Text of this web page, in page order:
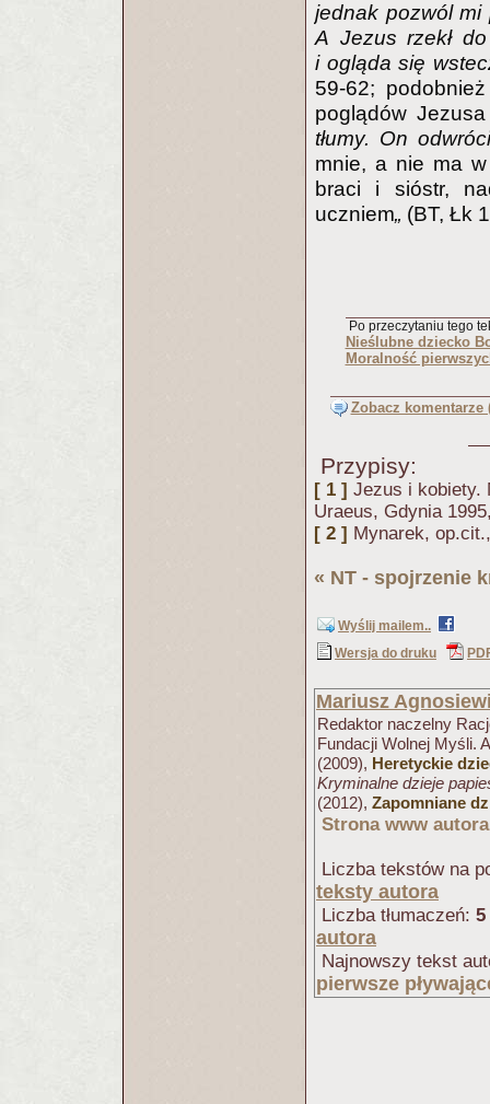
jednak pozwól
A Jezus rzekł
i ogląda się
59-62;
poglądów
tłumy. On
mnie, a nie ma
braci i sióstr,
uczniem„ (BT, Łk
Po przeczytaniu tego
Nieślubne dziecko
Moralność
Zobacz komentarze
Przypisy:
[ 1 ] Jezus i kobiety.
Uraeus, Gdynia
[ 2 ] Mynarek,
« NT - spojrzenie
Wyślij mailem..
Wersja do druku
Mariusz
Redaktor naczelny
Fundacji Wolnej Myśli.
(2009), Heretyckie
Kryminalne dzieje
(2012), Zapomniane
Strona www autora
Liczba tekstów na
teksty autora
Liczba tłumaczeń: 5
autora
Najnowszy tekst
pierwsze